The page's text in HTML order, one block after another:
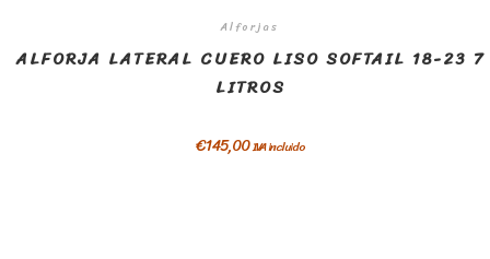
Alforjas
ALFORJA LATERAL CUERO LISO SOFTAIL 18-23 7
LITROS
€145,00IVA incluido